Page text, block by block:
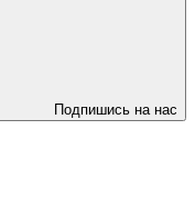
Подпишись на нас